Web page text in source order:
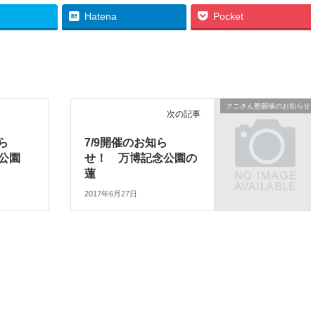
Hatena Pocket
園
クニさん塾開催のお知らせ
次の記事
7/9開催のお知ら
せ！ 万博記念公園の
蓮
2017年6月27日